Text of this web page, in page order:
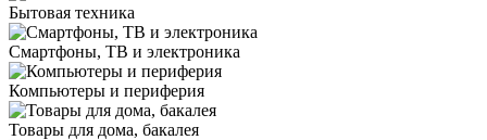
Бытовая техника
Смартфоны, ТВ и электроника
Компьютеры и периферия
Товары для дома, бакалея